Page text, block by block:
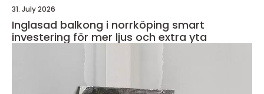
31. July 2026
Inglasad balkong i norrköping smart
investering för mer ljus och extra yta